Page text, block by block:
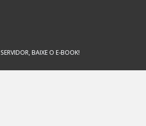
SERVIDOR, BAIXE O E-BOOK!